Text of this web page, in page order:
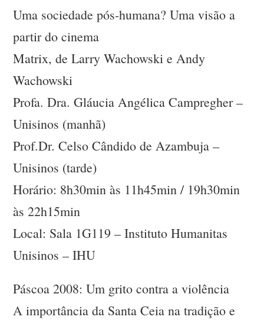
Uma sociedade pós-humana? Uma visão a
partir do cinema
Matrix, de Larry Wachowski e Andy
Wachowski
Profa. Dra. Gláucia Angélica Campregher –
Unisinos (manhã)
Prof.Dr. Celso Cândido de Azambuja –
Unisinos (tarde)
Horário: 8h30min às 11h45min / 19h30min
às 22h15min
Local: Sala 1G119 – Instituto Humanitas
Unisinos – IHU
Páscoa 2008: Um grito contra a violência
A importância da Santa Ceia na tradição e